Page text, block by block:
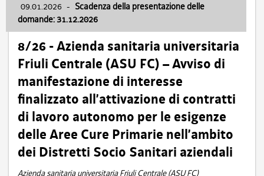
09.01.2026 - Scadenza della presentazione delle
domande: 31.12.2026
8/26 - Azienda sanitaria universitaria
Friuli Centrale (ASU FC) – Avviso di
manifestazione di interesse
finalizzato all’attivazione di contratti
di lavoro autonomo per le esigenze
delle Aree Cure Primarie nell’ambito
dei Distretti Socio Sanitari aziendali
Azienda sanitaria universitaria Friuli Centrale (ASU FC)